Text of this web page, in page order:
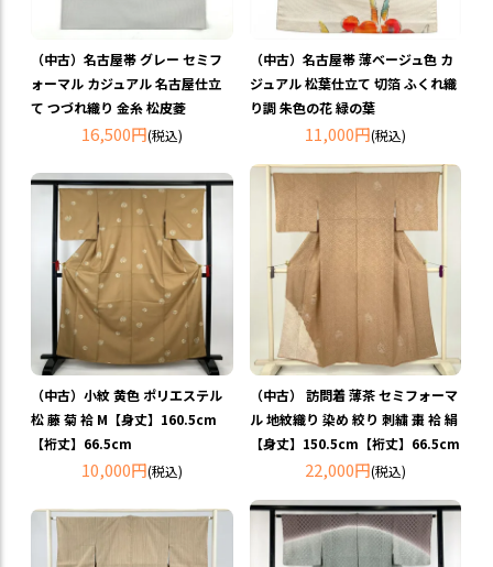
（中古）名古屋帯 グレー セミフ
ォーマル カジュアル 名古屋仕立
て つづれ織り 金糸 松皮菱
16,500円(税込)
（中古）名古屋帯 薄ベージュ色 カ
ジュアル 松葉仕立て 切箔 ふくれ織
り調 朱色の花 緑の葉
11,000円(税込)
（中古）小紋 黄色 ポリエステル
松 藤 菊 袷 M【身丈】160.5cm
【裄丈】66.5cm
10,000円(税込)
（中古） 訪問着 薄茶 セミフォーマ
ル 地紋織り 染め 絞り 刺繍 棗 袷 絹
【身丈】150.5cm【裄丈】66.5cm
22,000円(税込)